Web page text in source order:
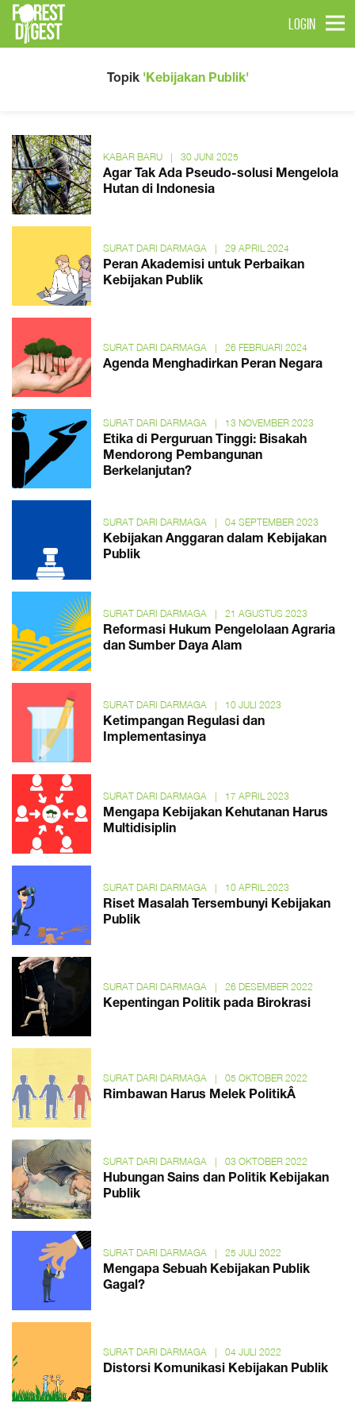
LOGIN
Topik 'Kebijakan Publik'
KABAR BARU | 30 JUNI 2025
Agar Tak Ada Pseudo-solusi Mengelola
Hutan di Indonesia
SURAT DARI DARMAGA | 29 APRIL 2024
Peran Akademisi untuk Perbaikan
Kebijakan Publik
SURAT DARI DARMAGA | 26 FEBRUARI 2024
Agenda Menghadirkan Peran Negara
SURAT DARI DARMAGA | 13 NOVEMBER 2023
Etika di Perguruan Tinggi: Bisakah
Mendorong Pembangunan
Berkelanjutan?
SURAT DARI DARMAGA | 04 SEPTEMBER 2023
Kebijakan Anggaran dalam Kebijakan
Publik
SURAT DARI DARMAGA | 21 AGUSTUS 2023
Reformasi Hukum Pengelolaan Agraria
dan Sumber Daya Alam
SURAT DARI DARMAGA | 10 JULI 2023
Ketimpangan Regulasi dan
Implementasinya
SURAT DARI DARMAGA | 17 APRIL 2023
Mengapa Kebijakan Kehutanan Harus
Multidisiplin
SURAT DARI DARMAGA | 10 APRIL 2023
Riset Masalah Tersembunyi Kebijakan
Publik
SURAT DARI DARMAGA | 26 DESEMBER 2022
Kepentingan Politik pada Birokrasi
SURAT DARI DARMAGA | 05 OKTOBER 2022
Rimbawan Harus Melek PolitikÂ
SURAT DARI DARMAGA | 03 OKTOBER 2022
Hubungan Sains dan Politik Kebijakan
Publik
SURAT DARI DARMAGA | 25 JULI 2022
Mengapa Sebuah Kebijakan Publik
Gagal?
SURAT DARI DARMAGA | 04 JULI 2022
Distorsi Komunikasi Kebijakan Publik